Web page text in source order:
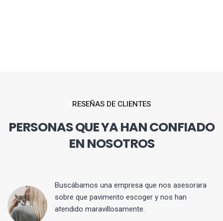
RESEÑAS DE CLIENTES
PERSONAS QUE YA HAN CONFIADO
EN NOSOTROS
Buscábamos una empresa que nos asesorara
sobre que pavimento escoger y nos han
atendido maravillosamente.